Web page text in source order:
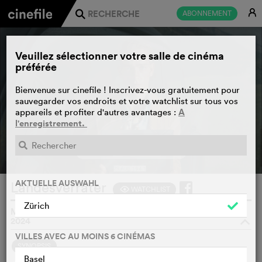
ABONNEMENT E
j
Landesverräter
MICHAEL KRUMMENACHER, FRANCE, ALLEMAGNE,
2024
SYNOPSIS
Veuillez sélectionner votre salle de cinéma
préférée
Bienvenue sur cinefile ! Inscrivez-vous gratuitement pour
sauvegarder vos endroits et votre watchlist sur tous vos
appareils et profiter d'autres avantages : A
l'enregistrement.
AKTUELLE AUSWAHL
Zürich
VILLES AVEC AU MOINS 6 CINÉMAS
Basel